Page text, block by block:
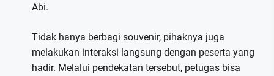
Abi.
Tidak hanya berbagi souvenir, pihaknya juga
melakukan interaksi langsung dengan peserta yang
hadir. Melalui pendekatan tersebut, petugas bisa